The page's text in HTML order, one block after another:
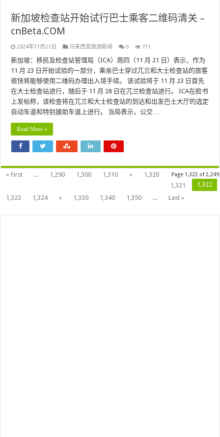
新加坡检查站开始试行巴士乘客二维码清关 –
cnBeta.COM
2024年11月21日 马来西亚旅游新闻 0 711
新加坡：移民及检查站管理局（ICA）周四（11 月 21 日）表示，作为
11 月 23 日开始试验的一部分，乘坐巴士穿过兀兰和大士检查站的旅客
很快将能够使用二维码办理出入境手续。 该试验将于 11 月 23 日首先
在大士检查站进行，随后于 11 月 28 日在兀兰检查站进行。 ICA在脸书
上发帖称，该检查将在兀兰和大士检查站的到达和出发巴士大厅的选定
自动车道和特别援助车道上进行。 当局表示，公交 …
Read More »
Page 1,322 of 2,249
« First ... 1,290 1,300 1,310 «
1,320
1,321
1,322
1,323
1,324 » 1,330 1,340 1,350 ... Last »